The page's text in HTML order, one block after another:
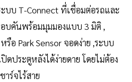
บบ T-Connect ที่เชื่อมต่อรถและ
บคันพร้อมมุมมองแบบ 3 มิติ ,
อ Park Sensor จอดง่าย ,ระบบ
ดประตูหลังได้ง่ายดาย โดยไม่ต้อง
ร์จไร้สาย